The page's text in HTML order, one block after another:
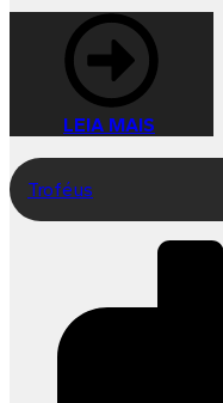
LEIA MAIS
Troféus